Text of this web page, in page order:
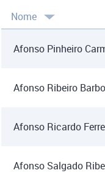
Nome
Afonso Pinheiro
Afonso Ribeiro
Afonso Ricardo
Afonso Salgado